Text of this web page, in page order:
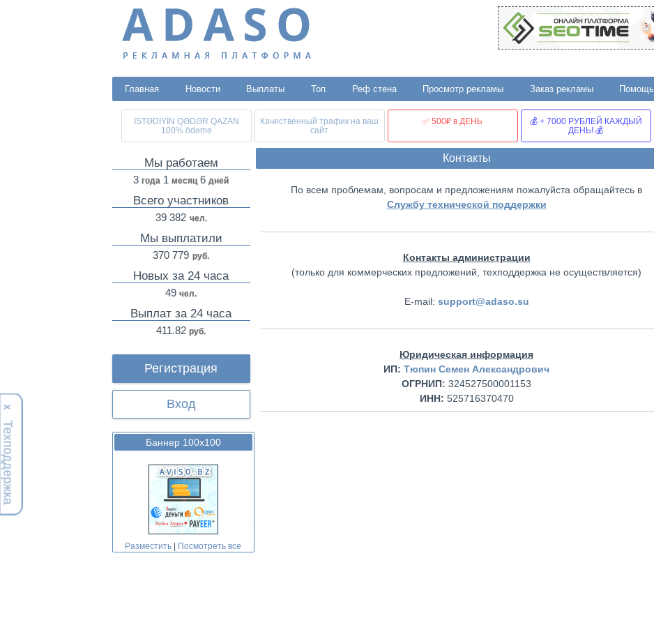
Х
Техподдержка
Главная Новости Выплаты Топ Реф стена Просмотр рекламы Заказ рекламы Помощь
İSTƏDİYİN QƏDƏR QAZAN
100% ödəmə
Качественный трафик на ваш
сайт
✅ 500₽ в ДЕНЬ
💰 + 7000 РУБЛЕЙ КАЖДЫЙ
ДЕНЬ! 💰
Мы работаем
3 года 1 месяц 6 дней
Всего участников
39 382 чел.
Мы выплатили
370 779 руб.
Новых за 24 часа
49 чел.
Выплат за 24 часа
411.82 руб.
Регистрация
Вход
Баннер 100х100
Разместить | Посмотреть все
Контакты
По всем проблемам, вопросам и предложениям пожалуйста обращайтесь в
Службу технической поддержки
Контакты администрации
(только для коммерческих предложений, техподдержка не осуществляется)
E-mail: support@adaso.su
Юридическая информация
ИП: Тюпин Семен Александрович
ОГРНИП: 324527500001153
ИНН: 525716370470